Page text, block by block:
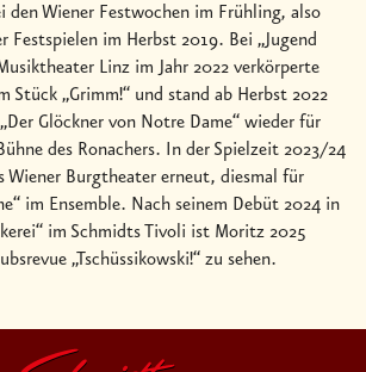
den Wiener Festwochen im Frühling, also
Festspielen im Herbst 2019. Bei „Jugend
Linz im Jahr 2022 verkörperte
Stück „Grimm!“ und stand ab Herbst 2022
Glöckner von Notre Dame“ wieder für
des Ronachers. In der Spielzeit 2023/24
Wiener Burgtheater erneut, diesmal für
im Ensemble. Nach seinem Debüt 2024 in
im Schmidts Tivoli ist Moritz 2025
„Tschüssikowski!“ zu sehen.